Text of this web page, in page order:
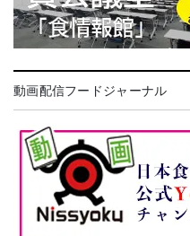
動画配信フードジャーナル